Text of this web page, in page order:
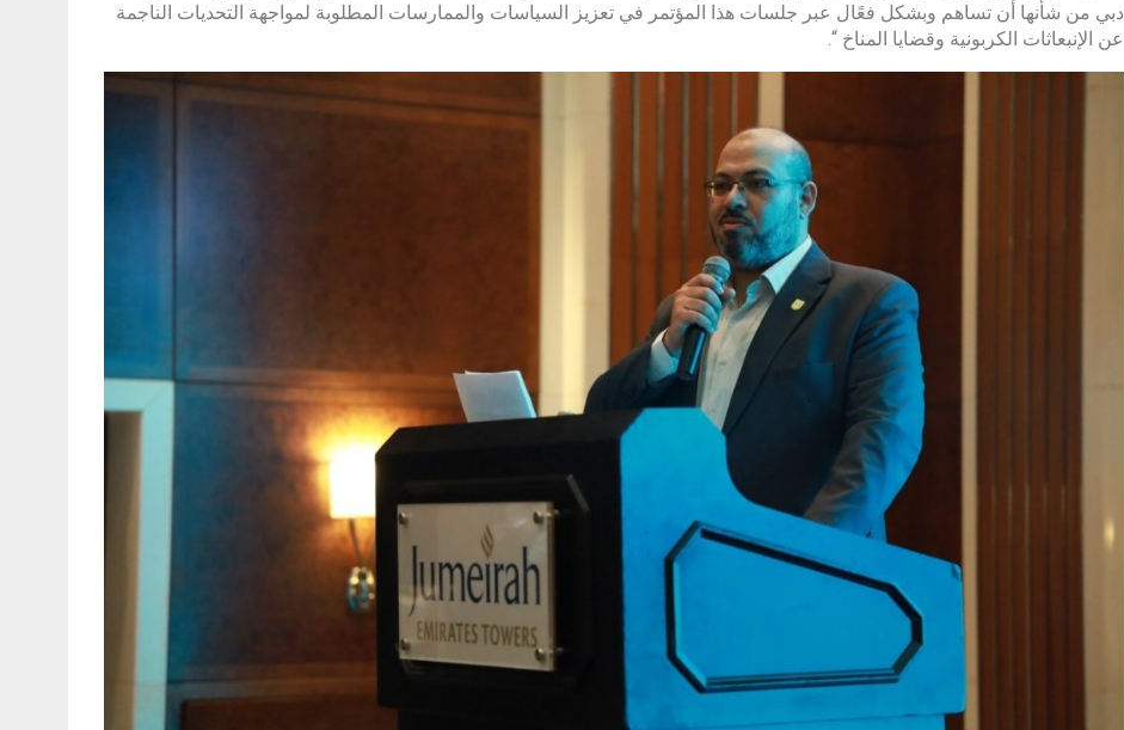
دبي من شأنها أن تساهم وبشكل فعًال عبر جلسات هذا المؤتمر في تعزيز السياسات والممارسات المطلوبة لمواجهة التحديات الناجمة
عن الإنبعاثات الكربونية وقضايا المناخ “.